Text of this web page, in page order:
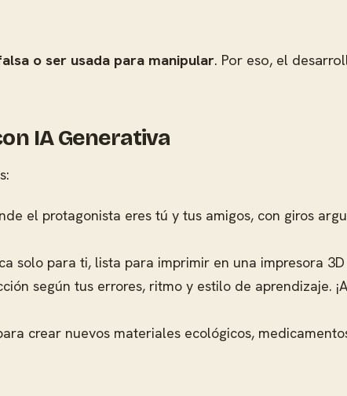
o ser usada para manipular. Por eso, el
IA Generativa
el protagonista eres tú y tus amigos, con giros
solo para ti, lista para imprimir en una impresora
según tus errores, ritmo y estilo de aprendizaje.
crear nuevos materiales ecológicos,